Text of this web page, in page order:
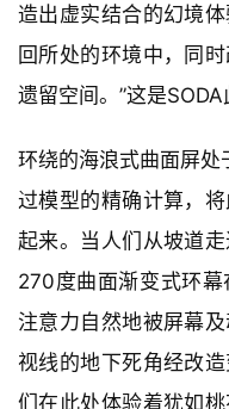
造出虚实结合的幻境
回所处的环境中，同
遗留空间。”这是SODA
环绕的海浪式曲面屏
过模型的精确计算，
起来。当人们从坡道
270度曲面渐变式环
注意力自然地被屏幕
视线的地下死角经改
们在此处体验着犹如